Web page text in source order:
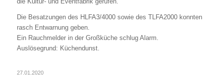
Die Besatzungen des HLFA3/4000 sowie des TLFA2000 konnten
rasch Entwarnung geben.
Ein Rauchmelder in der Großküche schlug Alarm.
Auslösegrund: Küchendunst.
27.01.2020